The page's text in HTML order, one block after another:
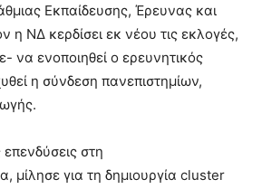
Εκπαίδευσης, Έρευνας και
η ΝΔ κερδίσει εκ νέου τις εκλογές,
να ενοποιηθεί ο ερευνητικός
η σύνδεση πανεπιστημίων,
στη
μίλησε για τη δημιουργία cluster